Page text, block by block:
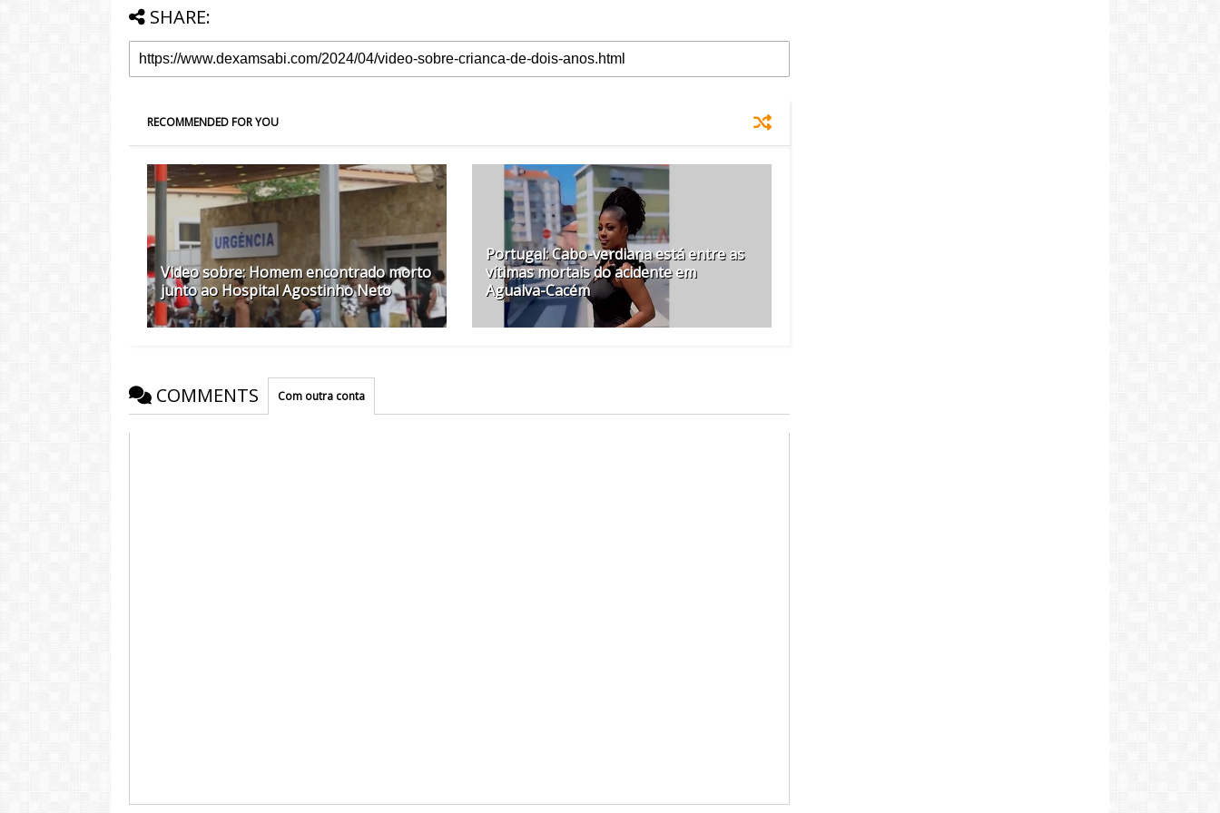
SHARE:
RECOMMENDED FOR YOU
Video sobre: Homem encontrado morto
junto ao Hospital Agostinho Neto
Portugal: Cabo-verdiana está entre as
vítimas mortais do acidente em
Agualva-Cacém
COMMENTS Com outra conta